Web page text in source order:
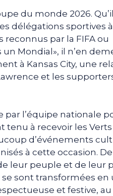
du monde 2026. Qu’il
délégations sportives
reconnus par la FIFA ou
Mondial», il n’en
à Kansas City, une
et les
par l’équipe nationale
tenu à recevoir les
d’événements
à cette occasion.
leur peuple et de leur
sont transformées en
et festive,